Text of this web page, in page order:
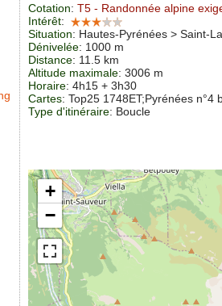
Cotation: T5 - Randonnée alpine
Intérêt:
Situation: Hautes-Pyrénées > Saint-
Dénivelée: 1000 m
Distance: 11.5 km
Altitude maximale: 3006 m
Horaire: 4h15 + 3h30
Cartes: Top25 1748ET;Pyrénées n°4
Type d'itinéraire: Boucle
+
−